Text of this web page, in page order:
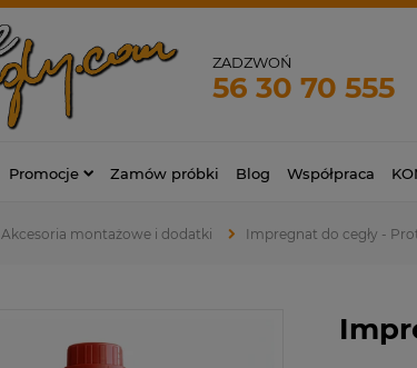
ZADZWOŃ
56 30 70 555
Promocje Zamów próbki Blog Współpraca
Akcesoria montażowe i dodatki Impregnat do cegły -